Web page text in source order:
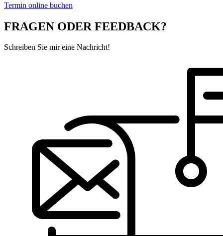
Termin online buchen
FRAGEN ODER FEEDBACK?
Schreiben Sie mir eine Nachricht!